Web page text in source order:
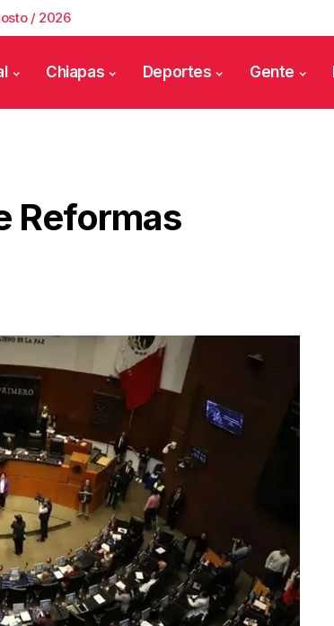
/ 2026
Chiapas Deportes Gente
Reformas